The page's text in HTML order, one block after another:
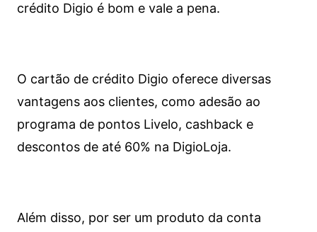
crédito Digio é bom e vale a pena.
O cartão de crédito Digio oferece diversas
vantagens aos clientes, como adesão ao
programa de pontos Livelo, cashback e
descontos de até 60% na DigioLoja.
Além disso, por ser um produto da conta